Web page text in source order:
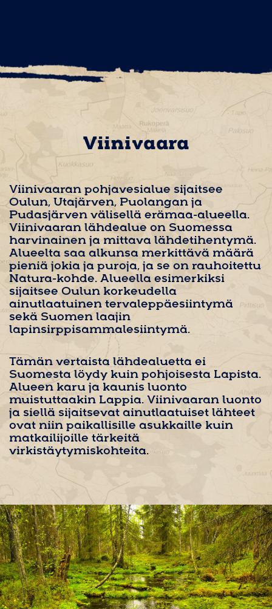
Viinivaara
Viinivaaran pohjavesialue sijaitsee
Oulun, Utajärven, Puolangan ja
Pudasjärven välisellä erämaa-alueella.
Viinivaaran lähdealue on Suomessa
harvinainen ja mittava lähdetihentymä.
Alueelta saa alkunsa merkittävä määrä
pieniä jokia ja puroja, ja se on rauhoitettu
Natura-kohde. Alueella esimerkiksi
sijaitsee Oulun korkeudella
ainutlaatuinen tervaleppäesiintymä
sekä Suomen laajin
lapinsirppisammalesiintymä.
Tämän vertaista lähdealuetta ei
Suomesta löydy kuin pohjoisesta Lapista.
Alueen karu ja kaunis luonto
muistuttaakin Lappia. Viinivaaran luonto
ja siellä sijaitsevat ainutlaatuiset lähteet
ovat niin paikallisille asukkaille kuin
matkailijoille tärkeitä
virkistäytymiskohteita.